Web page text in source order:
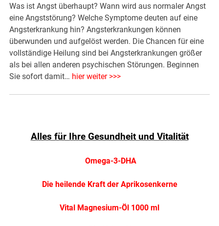
Was ist Angst überhaupt? Wann wird aus normaler Angst
eine Angststörung? Welche Symptome deuten auf eine
Angsterkrankung hin? Angsterkrankungen können
überwunden und aufgelöst werden. Die Chancen für eine
vollständige Heilung sind bei Angsterkrankungen größer
als bei allen anderen psychischen Störungen. Beginnen
Sie sofort damit… hier weiter >>>
Alles für Ihre Gesundheit und Vitalität
Omega-3-DHA
Die heilende Kraft der Aprikosenkerne
Vital Magnesium-Öl 1000 ml